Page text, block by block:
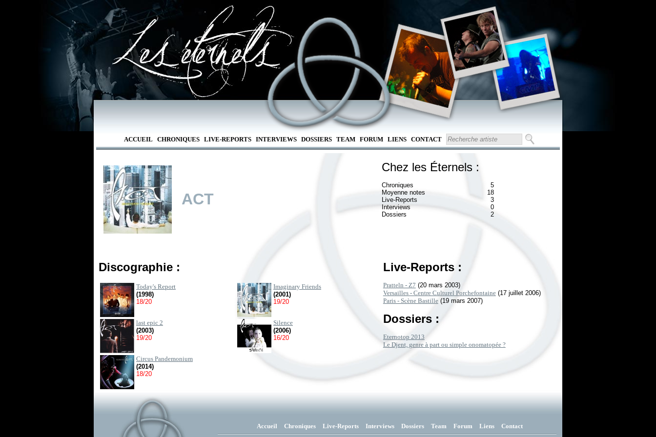
ACCUEIL CHRONIQUES LIVE-REPORTS INTERVIEWS DOSSIERS TEAM FORUM LIENS CONTACT
ACT
Chez les Éternels :
Chroniques
5
Moyenne notes
18
Live-Reports
3
Interviews
0
Dossiers
2
Discographie :
Today's Report
(1998)
18/20
Imaginary Friends
(2001)
19/20
last epic 2
(2003)
19/20
Silence
(2006)
16/20
Circus Pandemonium
(2014)
18/20
Live-Reports :
Pratteln - Z7 (20 mars 2003)
Versailles - Centre Culturel Porchefontaine(17 juillet 2006)
Paris - Scène Bastille(19 mars 2007)
Dossiers :
Eternotop 2013
Le Djent, genre à part ou simple onomatopée ?
Accueil Chroniques Live-Reports Interviews Dossiers Team Forum Liens Contact